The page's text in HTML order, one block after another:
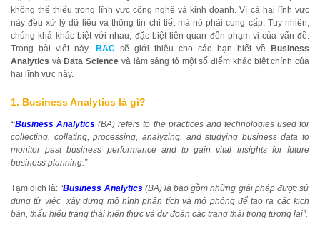
không thể thiếu trong lĩnh vực công nghệ và kinh doanh. Vì cả hai lĩnh vực
này đều xử lý dữ liệu và thông tin chi tiết mà nó phải cung cấp. Tuy nhiên,
chúng khá khác biệt với nhau, đặc biệt liên quan đến phạm vi của vấn đề.
Trong bài viết này,
BACsẽ giới thiệu cho các bạn biết về
Business
Analytics và Data Science và làm sáng tỏ một số điểm khác biệt chính của
hai lĩnh vực này.
1. Business Analytics là gì?
“Business Analytics (BA) refers to the practices and technologies used for
collecting, collating, processing, analyzing, and studying business data to
monitor past business performance and to gain vital insights for future
business planning.”
Tạm dịch là: “Business Analytics(BA) là bao gồm những giải pháp được sử
dụng từ việc xây dựng mô hình phân tích và mô phỏng để tạo ra các kịch
bản, thấu hiểu trạng thái hiện thực và dự đoán các trạng thái trong tương lai”.